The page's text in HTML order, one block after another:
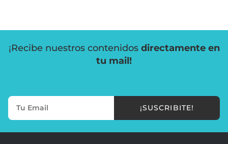
¡Recibe nuestros contenidos directamente en
tu mail!
¡SUSCRIBITE!